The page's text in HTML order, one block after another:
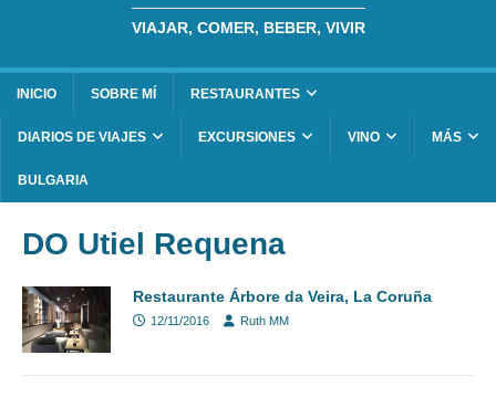
VIAJAR, COMER, BEBER, VIVIR
INICIO SOBRE MÍ RESTAURANTES
DIARIOS DE VIAJES EXCURSIONES VINO MÁS
BULGARIA
DO Utiel Requena
Restaurante Árbore da Veira, La Coruña
12/11/2016 Ruth MM